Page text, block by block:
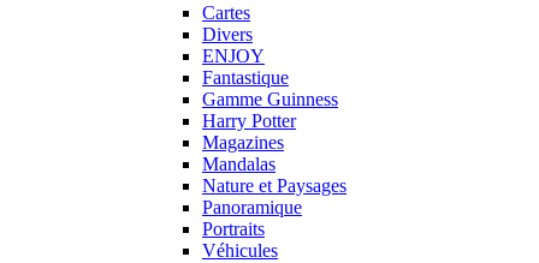
Cartes
Divers
ENJOY
Fantastique
Gamme Guinness
Harry Potter
Magazines
Mandalas
Nature et Paysages
Panoramique
Portraits
Véhicules